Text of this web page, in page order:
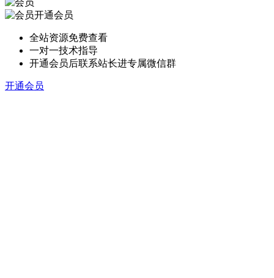
开通会员
全站资源免费查看
一对一技术指导
开通会员后联系站长进专属微信群
开通会员